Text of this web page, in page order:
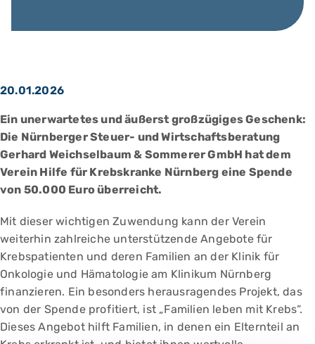
20.01.2026
Ein unerwartetes und äußerst großzügiges Geschenk:
Die Nürnberger Steuer- und Wirtschaftsberatung
Gerhard Weichselbaum & Sommerer GmbH hat dem
Verein Hilfe für Krebskranke Nürnberg eine Spende
von 50.000 Euro überreicht.
Mit dieser wichtigen Zuwendung kann der Verein
weiterhin zahlreiche unterstützende Angebote für
Krebspatienten und deren Familien an der Klinik für
Onkologie und Hämatologie am Klinikum Nürnberg
finanzieren. Ein besonders herausragendes Projekt, das
von der Spende profitiert, ist „Familien leben mit Krebs“.
Dieses Angebot hilft Familien, in denen ein Elternteil an